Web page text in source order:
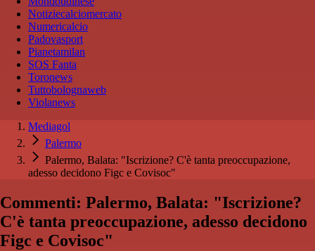
Notiziecalciomercato
Numericalcio
Padovasport
Pianetamilan
SOS Fanta
Toronews
Tuttobolognaweb
Violanews
Mediagol
Palermo
Palermo, Balata: "Iscrizione? C'è tanta preoccupazione,
adesso decidono Figc e Covisoc"
Commenti: Palermo, Balata: "Iscrizione?
C'è tanta preoccupazione, adesso decidono
Figc e Covisoc"